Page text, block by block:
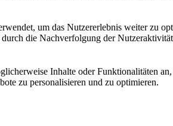
um das Nutzererlebnis weiter zu
die Nachverfolgung der
Inhalte oder Funktionalitäten
zu personalisieren und zu optimieren.